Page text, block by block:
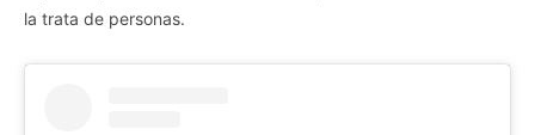
la trata de personas.